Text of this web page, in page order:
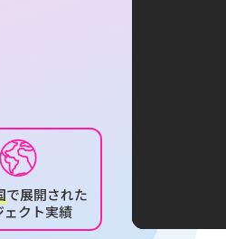
で展開された
ェクト実績